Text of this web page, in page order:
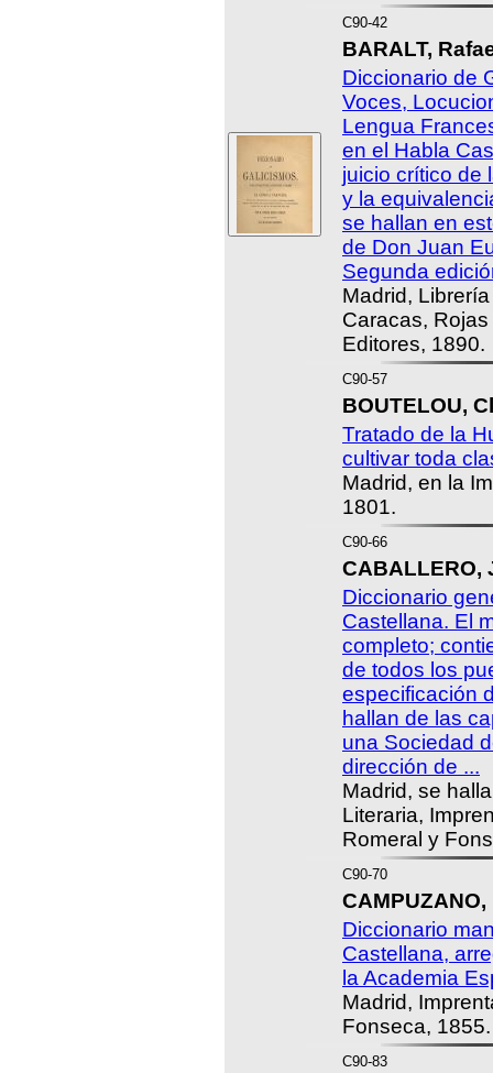
C90-42
BARALT,
Diccionario de
Voces,
Lengua
en el Habla
juicio crítico de
y la
se hallan en
de Don Juan
Segunda
Madrid,
Caracas,
Editores, 1890.
C90-57
BOUTELOU,
Tratado de la
cultivar toda
Madrid, en la
1801.
C90-66
CABALLERO,
Diccionario
Castellana. El
completo;
de todos los
especificación
hallan de las
una Sociedad
dirección de ...
Madrid, se
Literaria,
Romeral y
C90-70
Diccionario
Castellana,
la Academia
Madrid,
Fonseca, 1855.
C90-83